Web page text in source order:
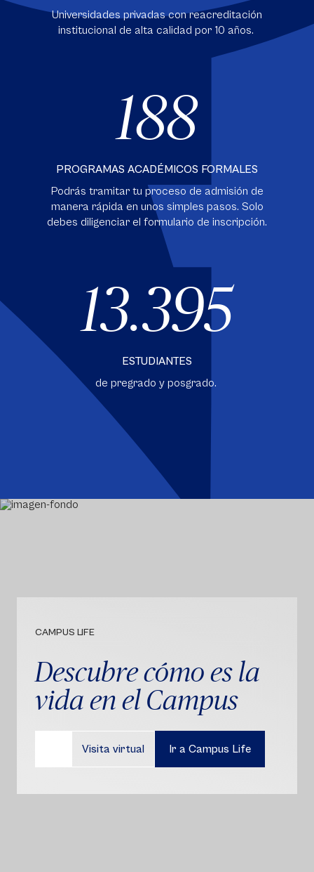
Universidades privadas con reacreditación
institucional de alta calidad por 10 años.
188
PROGRAMAS ACADÉMICOS FORMALES
Podrás tramitar tu proceso de admisión de
manera rápida en unos simples pasos. Solo
debes diligenciar el formulario de inscripción.
13.395
ESTUDIANTES
de pregrado y posgrado.
CAMPUS LIFE
Descubre cómo es la
vida en el Campus
Visita virtual Ir a Campus Life